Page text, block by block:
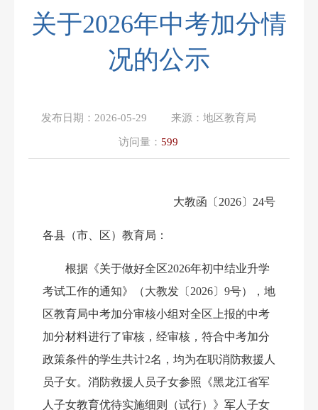
关于2026年中考加分情
况的公示
发布日期： 2026-05-29 来源： 地区教育局
访问量： 599
大教函〔 2026〕24号
各县（市、区）教育局：
根据《关于做好全区2026年初中结业升学
考试工作的通知》（大教发〔2026〕9号），地
区教育局中考加分审核小组对全区上报的中考
加分材料进行了审核， 经审核， 符合中考加分
政策条件的学生共计2名 ，均为在职消防救援人
员子女。 消防救援人员子女参照
《黑龙江省军
人子女教育优待实施细则（试行）》 军人子女